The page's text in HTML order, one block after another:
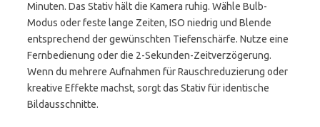
Minuten. Das Stativ hält die Kamera ruhig. Wähle Bulb-
Modus oder feste lange Zeiten, ISO niedrig und Blende
entsprechend der gewünschten Tiefenschärfe. Nutze eine
Fernbedienung oder die 2-Sekunden-Zeitverzögerung.
Wenn du mehrere Aufnahmen für Rauschreduzierung oder
kreative Effekte machst, sorgt das Stativ für identische
Bildausschnitte.